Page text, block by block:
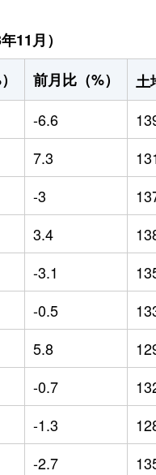
11月）
前月比（%） 土
-6.6
7.3
-3
3.4
-3.1
-0.5
5.8
-0.7
-1.3
-2.7